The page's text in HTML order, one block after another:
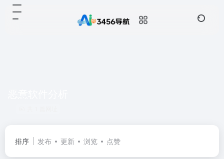
排序 发布 更新 浏览 点赞